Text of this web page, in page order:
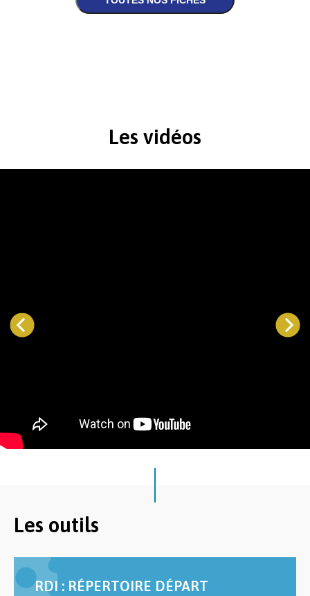
Les vidéos
Les outils
RDI : RÉPERTOIRE DÉPART